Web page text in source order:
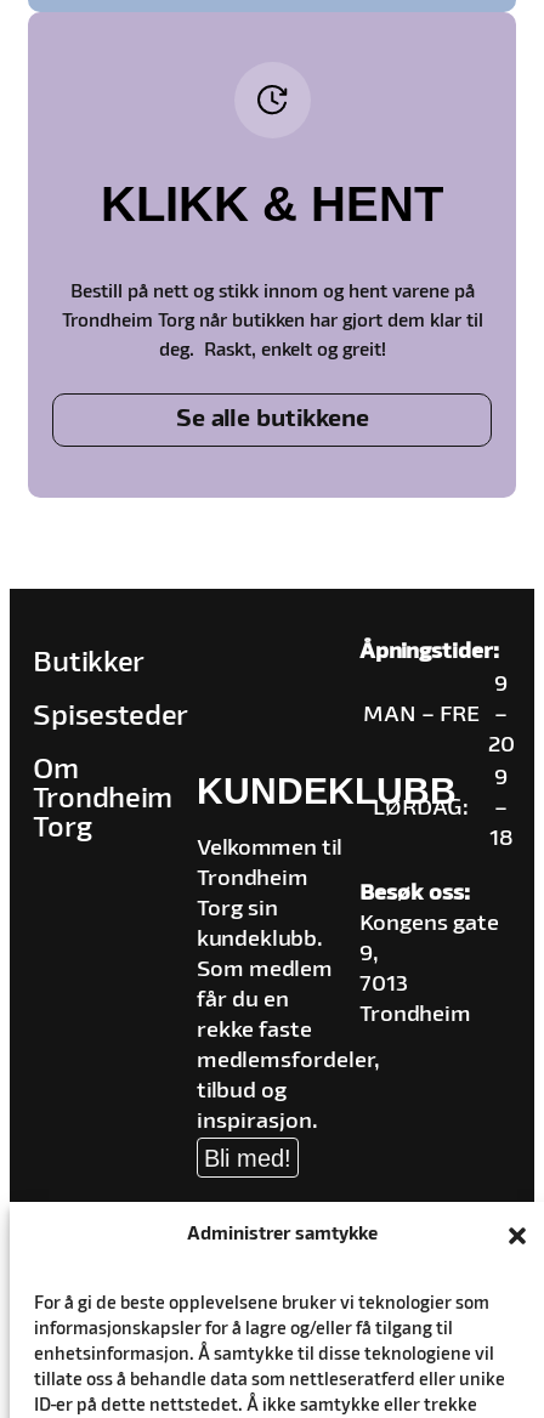
KLIKK & HENT
Bestill på nett og stikk innom og hent varene på
Trondheim Torg når butikken har gjort dem klar til
deg. Raskt, enkelt og greit!
Se alle butikkene
Butikker
Spisesteder
Om
Trondheim
Torg
KUNDEKLUBB
Velkommen til
Trondheim
Torg sin
kundeklubb.
Som medlem
får du en
rekke faste
medlemsfordeler,
tilbud og
inspirasjon.
Bli med!
Åpningstider:
MAN – FRE
9
–
20
LØRDAG:
9
–
18
Besøk oss:
Kongens gate
9,
7013
Trondheim
Administrer samtykke
For å gi de beste opplevelsene bruker vi teknologier som
informasjonskapsler for å lagre og/eller få tilgang til
enhetsinformasjon. Å samtykke til disse teknologiene vil
tillate oss å behandle data som nettleseratferd eller unike
ID-er på dette nettstedet. Å ikke samtykke eller trekke